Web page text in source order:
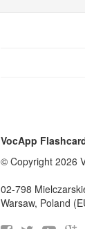
VocApp
© Copyright 2026
02-798
Warsaw, Poland